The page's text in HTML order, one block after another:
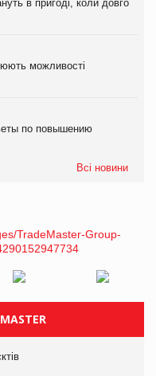
в пригоді, коли довго
можливості
по повышению
Всі новини